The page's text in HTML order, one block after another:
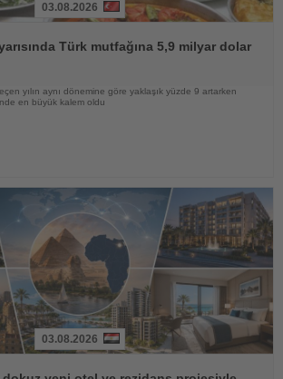
03.08.2026
Türk mutfağına 5,9 milyar dolar
yılın aynı dönemine göre yaklaşık yüzde 9 artarken
en büyük kalem oldu
03.08.2026